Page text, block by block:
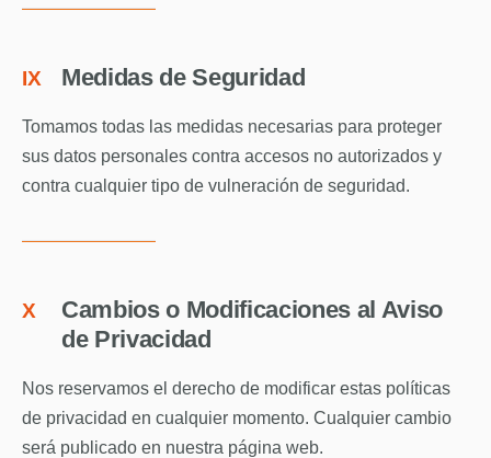
IX Medidas de Seguridad
Tomamos todas las medidas necesarias para proteger
sus datos personales contra accesos no autorizados y
contra cualquier tipo de vulneración de seguridad.
X
Cambios o Modificaciones al Aviso
de Privacidad
Nos reservamos el derecho de modificar estas políticas
de privacidad en cualquier momento. Cualquier cambio
será publicado en nuestra página web.